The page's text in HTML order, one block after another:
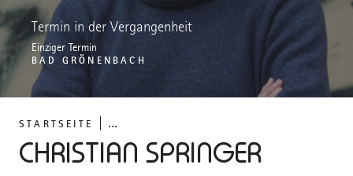
STARTSEITE ...
CHRISTIAN SPRINGER
Termin in der Vergangenheit
Einziger Termin
BAD GRÖNENBACH